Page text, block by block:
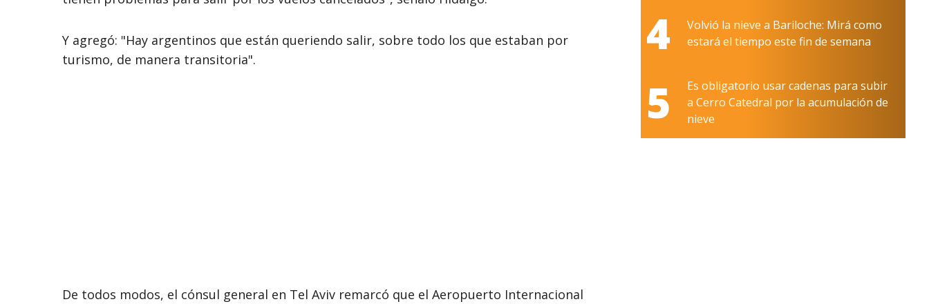
Y agregó: "Hay argentinos que están queriendo salir, sobre todo los que estaban por
turismo, de manera transitoria".
De todos modos, el cónsul general en Tel Aviv remarcó que el Aeropuerto Internacional
4
Volvió la nieve a Bariloche: Mirá como
estará el tiempo este fin de semana
5
Es obligatorio usar cadenas para subir
a Cerro Catedral por la acumulación de
nieve